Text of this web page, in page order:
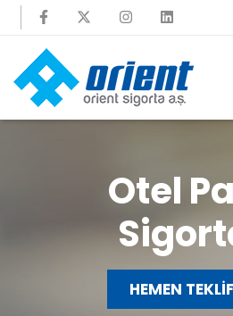
Otel
HEMEN